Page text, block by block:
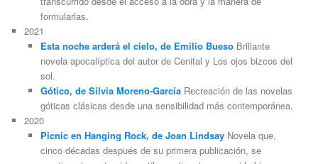
formularlas.
2021
Esta noche arderá el cielo, de Emilio BuesoBrillante
novela apocalíptica del autor de Cenital y Los ojos bizcos del
sol.
Gótico, de Silvia Moreno-GarcíaRecreación de las novelas
góticas clásicas desde una sensibilidad más contemporánea.
2020
Picnic en Hanging Rock, de Joan LindsayNovela que,
cinco décadas después de su primera publicación, se